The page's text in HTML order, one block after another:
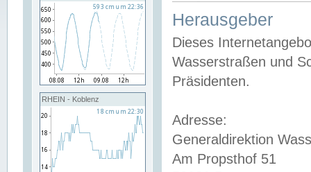
RHEIN - Koblenz
Herausgeber
Dieses
Wasserstraßen und
Präsidenten.
Adresse:
Generaldirektion
Am Propsthof 51